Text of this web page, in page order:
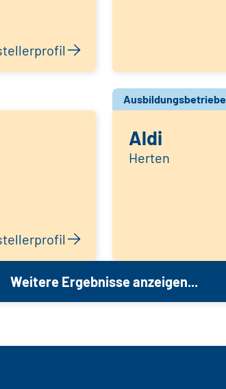
Ausbildungsbetriebe
Aldi
Herten
Weitere Ergebnisse anzeigen...